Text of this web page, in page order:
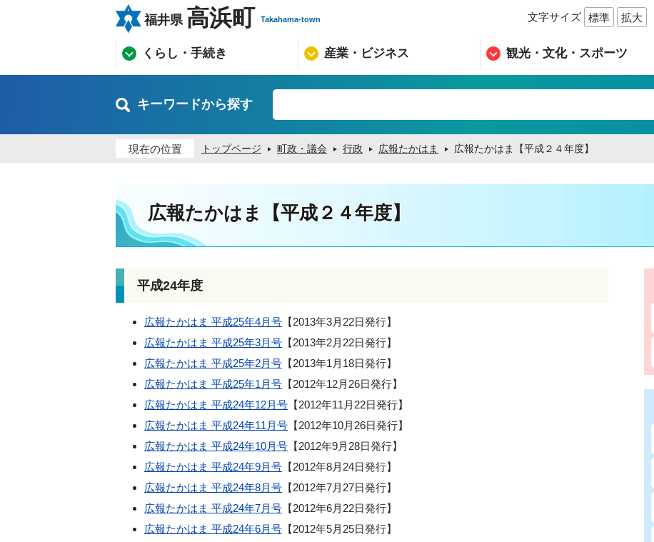
福井県 高浜町 Takahama-town 文字サイズ 標準 拡大
くらし・手続き 産業・ビジネス 観光・文化・スポーツ
キーワードから探す
現在の位置 トップページ 町政・議会 行政 広報たかはま 広報たかはま【平成２４年度】
広報たかはま【平成２４年度】
平成24年度
広報たかはま 平成25年4月号 【2013年3月22日発行】
広報たかはま 平成25年3月号 【2013年2月22日発行】
広報たかはま 平成25年2月号 【2013年1月18日発行】
広報たかはま 平成25年1月号 【2012年12月26日発行】
広報たかはま 平成24年12月号 【2012年11月22日発行】
広報たかはま 平成24年11月号 【2012年10月26日発行】
広報たかはま 平成24年10月号 【2012年9月28日発行】
広報たかはま 平成24年9月号 【2012年8月24日発行】
広報たかはま 平成24年8月号 【2012年7月27日発行】
広報たかはま 平成24年7月号 【2012年6月22日発行】
広報たかはま 平成24年6月号 【2012年5月25日発行】